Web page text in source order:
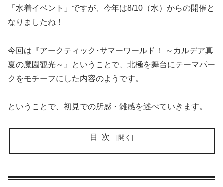
「水着イベント」ですが、今年は8/10（水）からの開催と
なりましたね！
今回は『アークティック･サマーワールド！ ～カルデア真
夏の魔園観光～』ということで、北極を舞台にテーマパー
クをモチーフにした内容のようです。
ということで、初見での所感・雑感を述べていきます。
目次